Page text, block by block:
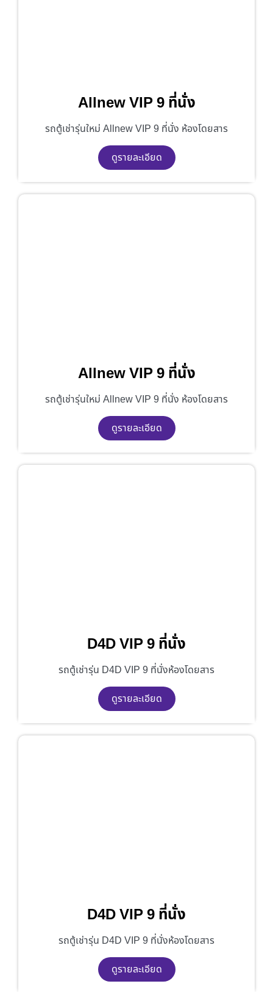
Allnew VIP 9 ที่นั่ง
รถตู้เช่ารุ่นใหม่ Allnew VIP 9 ที่นั่ง ห้องโดยสาร
ดูรายละเอียด
Allnew VIP 9 ที่นั่ง
รถตู้เช่ารุ่นใหม่ Allnew VIP 9 ที่นั่ง ห้องโดยสาร
ดูรายละเอียด
D4D VIP 9 ที่นั่ง
รถตู้เช่ารุ่น D4D VIP 9 ที่นั่งห้องโดยสาร
ดูรายละเอียด
D4D VIP 9 ที่นั่ง
รถตู้เช่ารุ่น D4D VIP 9 ที่นั่งห้องโดยสาร
ดูรายละเอียด